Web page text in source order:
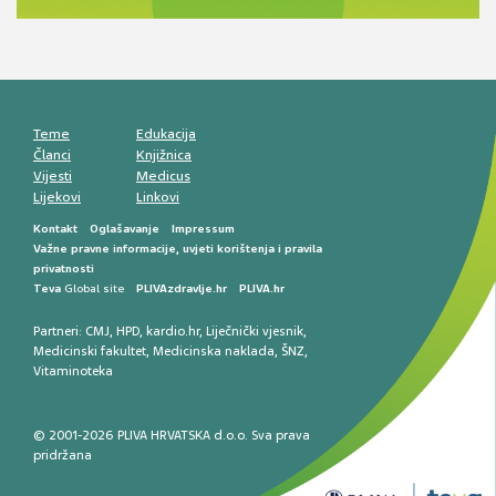
smetnji do rane onkološke dijagnostike
Teme
Članci
Vijesti
Lijekovi
Edukacija
Knjižnica
Medicus
Linkovi
Kontakt Oglašavanje
Impressum
Važne pravne informacije, uvjeti korištenja i pravila
privatnosti
Teva Global site PLIVAzdravlje.hr PLIVA.hr
Partneri: CMJ, HPD, kardio.hr, Liječnički vjesnik,
Medicinski fakultet, Medicinska naklada, ŠNZ,
Vitaminoteka
© 2001-2026 PLIVA HRVATSKA d.o.o. Sva prava
pridržana